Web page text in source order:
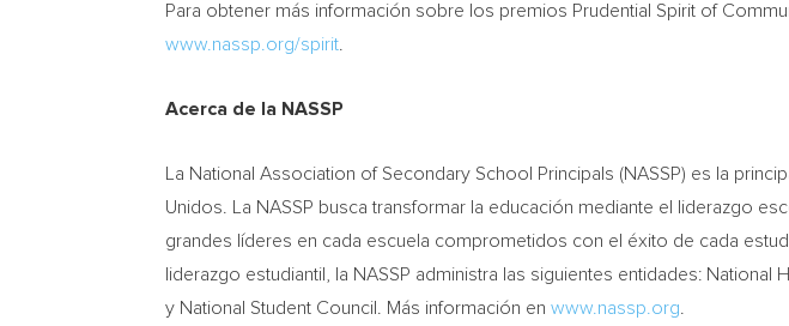
Para obtener más información sobre los premios Prudential Spirit of
www.nassp.org/spirit
Acerca de la NASSP
La National Association of Secondary School Principals (NASSP) es la
Unidos. La NASSP busca transformar la educación mediante el liderazgo
grandes líderes en cada escuela comprometidos con el éxito de cada
liderazgo estudiantil, la NASSP administra las siguientes entidades:
y National Student Council. Más información en www.nassp.org